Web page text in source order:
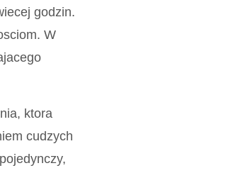
godzin.
W
ktora
cudzych